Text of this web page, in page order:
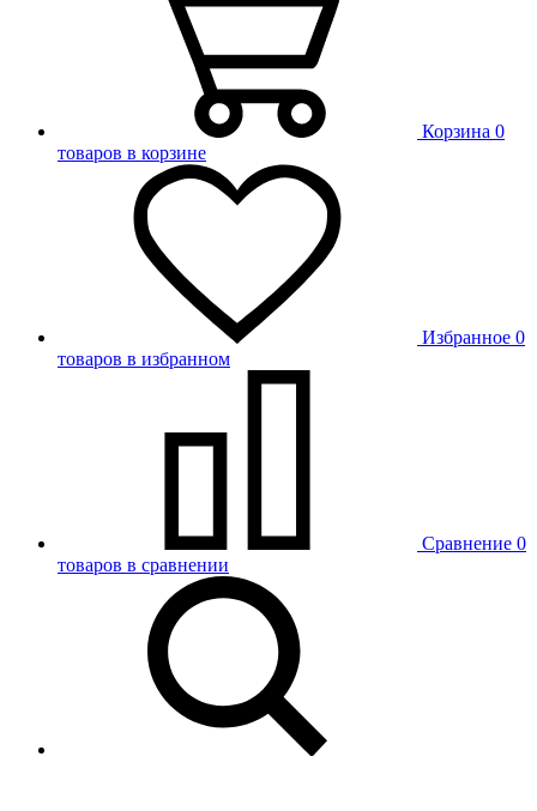
Корзина 0
товаров в корзине
Избранное 0
товаров в избранном
Сравнение 0
товаров в сравнении